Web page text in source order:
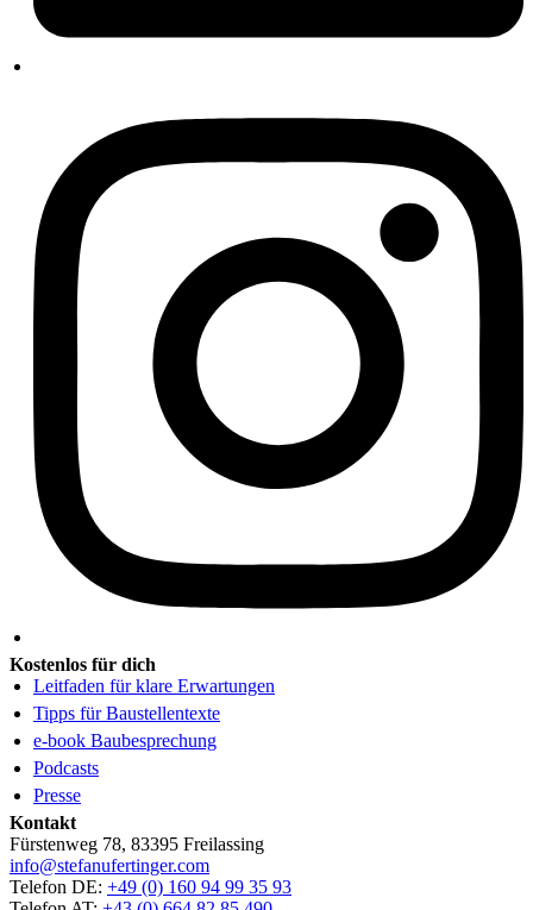
Kostenlos für dich
Leitfaden für klare Erwartungen
Tipps für Baustellentexte
e-book Baubesprechung
Podcasts
Presse
Kontakt
Fürstenweg 78, 83395 Freilassing
info@stefanufertinger.com
Telefon DE: +49 (0) 160 94 99 35 93